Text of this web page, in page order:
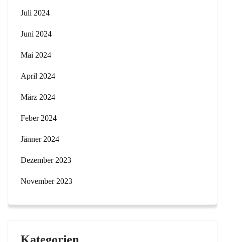
Juli 2024
Juni 2024
Mai 2024
April 2024
März 2024
Feber 2024
Jänner 2024
Dezember 2023
November 2023